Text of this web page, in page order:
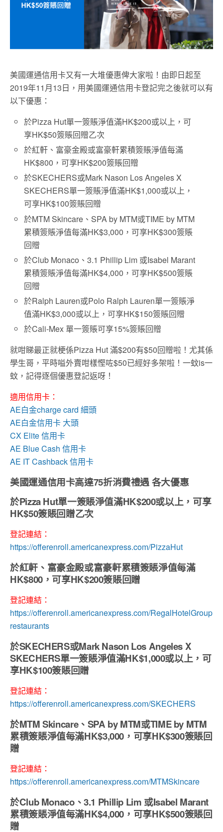
美國運通信用卡又有一大堆優惠俾大家啦！由即日起至
2019年11月13日，用美國運通信用卡登記完之後就可以有
以下優惠：
於Pizza Hut單一簽賬淨值滿HK$200或以上，可
享HK$50簽賬回贈乙次
於紅軒、富豪金殿或富豪軒累積簽賬淨值每滿
HK$800，可享HK$200簽賬回贈
於SKECHERS或Mark Nason Los Angeles X
SKECHERS單一簽賬淨值滿HK$1,000或以上，
可享HK$100簽賬回贈
於MTM Skincare、SPA by MTM或TIME by MTM
累積簽賬淨值每滿HK$3,000，可享HK$300簽賬
回贈
於Club Monaco、3.1 Phillip Lim 或Isabel Marant
累積簽賬淨值每滿HK$4,000，可享HK$500簽賬
回贈
於Ralph Lauren或Polo Ralph Lauren單一簽賬淨
值滿HK$3,000或以上，可享HK$150簽賬回贈
於Cali-Mex 單一簽賬可享15%簽賬回贈
就咁睇最正就梗係Pizza Hut 滿$200有$50回贈啦！尤其係
學生哥，平時嗌外賣咁樣慳咗$50已經好多架啦！一蚊is一
蚊，記得逐個優惠登記返呀！
適用信用卡：
AE白金charge card 細頭
AE白金信用卡 大頭
CX Elite 信用卡
AE Blue Cash 信用卡
AE IT Cashback 信用卡
美國運通信用卡高達75折消費禮遇 各大優惠
於Pizza Hut單一簽賬淨值滿HK$200或以上，可享
HK$50簽賬回贈乙次
登記連結：
https://offerenroll.americanexpress.com/PizzaHut
於紅軒、 富豪金殿或富豪軒累積簽賬淨值每滿
HK$800，可享HK$200簽賬回贈
登記連結：
https://offerenroll.americanexpress.com/RegalHotelGroup
restaurants
於SKECHERS或Mark Nason Los Angeles X
SKECHERS單一簽賬淨值滿HK$1,000或以上，可
享HK$100簽賬回贈
登記連結：
https://offerenroll.americanexpress.com/SKECHERS
於MTM Skincare、 SPA by MTM或TIME by MTM
累積簽賬淨值每滿HK$3,000，可享HK$300簽賬回
贈
登記連結：
https://offerenroll.americanexpress.com/MTMSkincare
於Club Monaco、3.1 Phillip Lim 或Isabel Marant
累積簽賬淨值每滿HK$4,000，可享HK$500簽賬回
贈